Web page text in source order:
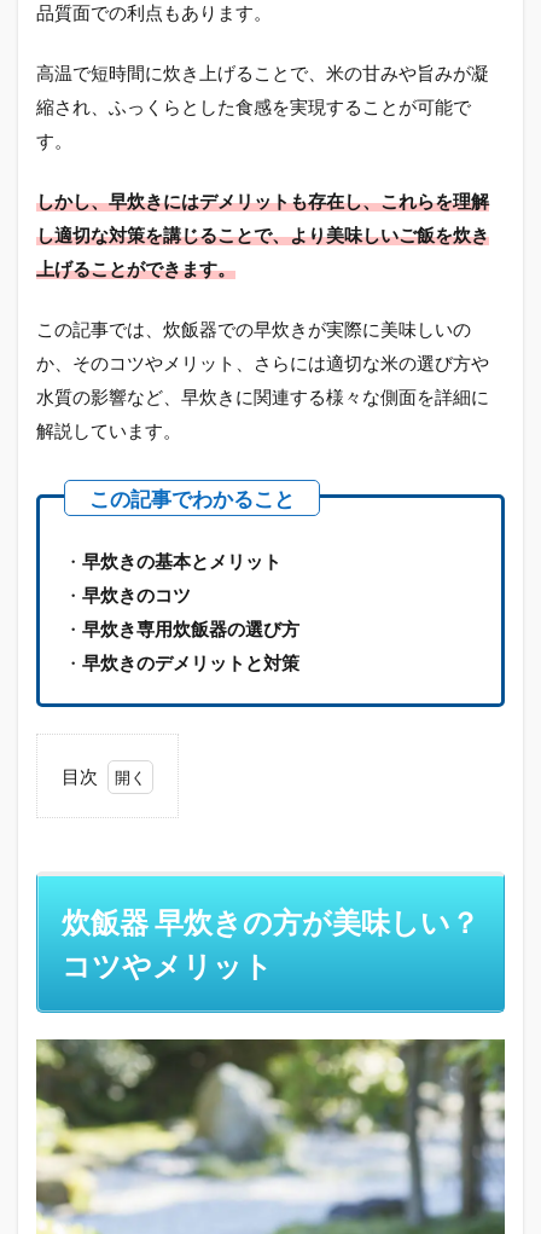
品質面での利点もあります。
高温で短時間に炊き上げることで、米の甘みや旨みが凝
縮され、ふっくらとした食感を実現することが可能で
す。
しかし、早炊きにはデメリットも存在し、これらを理解
し適切な対策を講じることで、より美味しいご飯を炊き
上げることができます。
この記事では、炊飯器での早炊きが実際に美味しいの
か、そのコツやメリット、さらには適切な米の選び方や
水質の影響など、早炊きに関連する様々な側面を詳細に
解説しています。
・ 早炊きの基本とメリット
・ 早炊きのコツ
・ 早炊き専用炊飯器の選び方
・ 早炊きのデメリットと対策
目次
早炊
方が
し
コツ
やメ
リッ
1.1
早炊
きの
本：
炊飯器 早炊きの方が美味しい？
コツやメリット